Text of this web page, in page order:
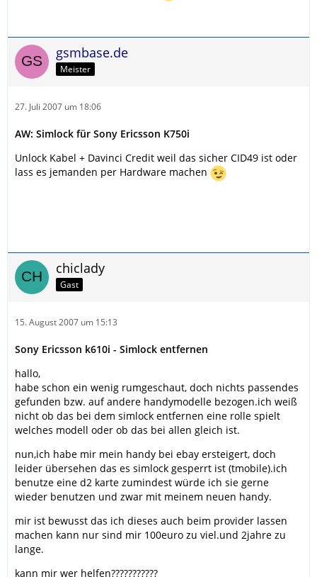
gsmbase.de
Meister
27. Juli 2007 um 18:06
AW: Simlock für Sony Ericsson K750i
Unlock Kabel + Davinci Credit weil das sicher CID49 ist oder
lass es jemanden per Hardware machen
chiclady
Gast
15. August 2007 um 15:13
Sony Ericsson k610i - Simlock entfernen
hallo,
habe schon ein wenig rumgeschaut, doch nichts passendes
gefunden bzw. auf andere handymodelle bezogen.ich weiß
nicht ob das bei dem simlock entfernen eine rolle spielt
welches modell oder ob das bei allen gleich ist.
nun,ich habe mir mein handy bei ebay ersteigert, doch
leider übersehen das es simlock gesperrt ist (tmobile).ich
benutze eine d2 karte zumindest würde ich sie gerne
wieder benutzen und zwar mit meinem neuen handy.
mir ist bewusst das ich dieses auch beim provider lassen
machen kann nur sind mir 100euro zu viel.und 2jahre zu
lange.
kann mir wer helfen???????????